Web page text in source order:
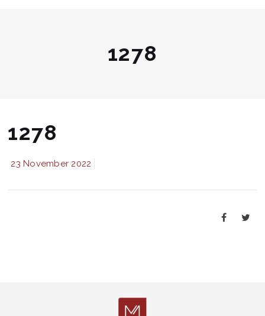
1278
1278
23 November 2022